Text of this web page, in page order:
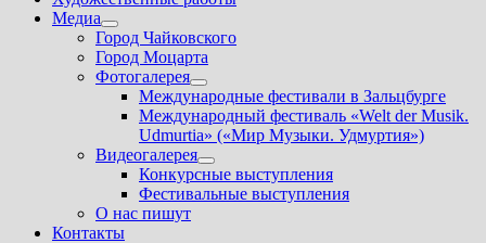
Медиа
Показать
подменю
Город Чайковского
Город Моцарта
Фотогалерея
Показать
подменю
Международные фестивали в Зальцбурге
Международный фестиваль «Welt der Musik.
Udmurtia» («Мир Музыки. Удмуртия»)
Видеогалерея
Показать
подменю
Конкурсные выступления
Фестивальные выступления
О нас пишут
Контакты